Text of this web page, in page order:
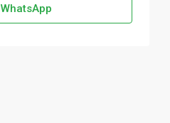
WhatsApp